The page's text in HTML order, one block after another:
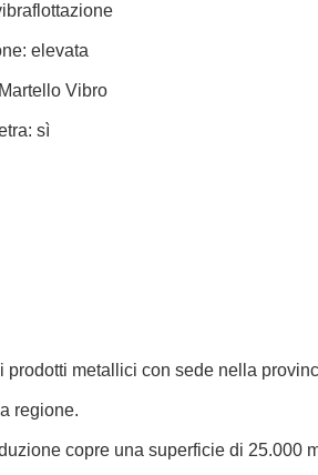
elevata
Vibro
sì
prodotti metallici con sede nella
regione.
copre una superficie di